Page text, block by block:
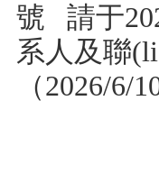
號 請于
系人及聯
（2026/6/